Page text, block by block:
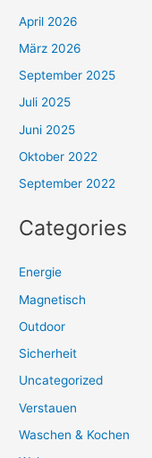
April 2026
März 2026
September 2025
Juli 2025
Juni 2025
Oktober 2022
September 2022
Categories
Energie
Magnetisch
Outdoor
Sicherheit
Uncategorized
Verstauen
Waschen & Kochen